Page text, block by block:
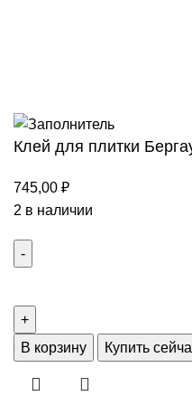
Клей для плитки
745,00 ₽
2 в наличии
Клей
для
Бергауф
В корзину Купить